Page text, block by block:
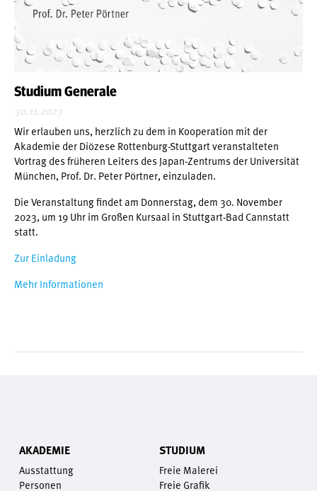
Studium Generale
30.11.2023
Wir erlauben uns, herzlich zu dem in Kooperation mit der
Akademie der Diözese Rottenburg-Stuttgart veranstalteten
Vortrag des früheren Leiters des Japan-Zentrums der Universität
München, Prof. Dr. Peter Pörtner, einzuladen.
Die Veranstaltung findet am Donnerstag, dem 30. November
2023, um 19 Uhr im Großen Kursaal in Stuttgart-Bad Cannstatt
statt.
Zur Einladung
Mehr Informationen
AKADEMIE
Ausstattung
Personen
STUDIUM
Freie Malerei
Freie Grafik